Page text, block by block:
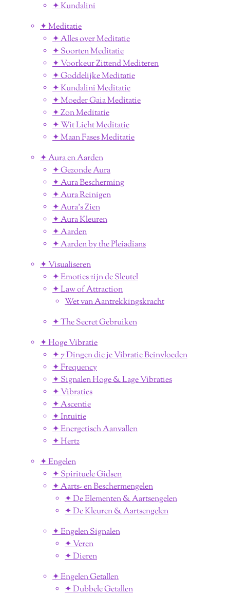
✦ Kundalini
✦ Meditatie
✦ Alles over Meditatie
✦ Soorten Meditatie
✦ Voorkeur Zittend Mediteren
✦ Goddelijke Meditatie
✦ Kundalini Meditatie
✦ Moeder Gaia Meditatie
✦ Zon Meditatie
✦ Wit Licht Meditatie
✦ Maan Fases Meditatie
✦ Aura en Aarden
✦ Gezonde Aura
✦ Aura Bescherming
✦ Aura Reinigen
✦ Aura's Zien
✦ Aura Kleuren
✦ Aarden
✦ Aarden by the Pleiadians
✦ Visualiseren
✦ Emoties zijn de Sleutel
✦ Law of Attraction
Wet van Aantrekkingskracht
✦ The Secret Gebruiken
✦ Hoge Vibratie
✦ 7 Dingen die je Vibratie Beinvloeden
✦ Frequency
✦ Signalen Hoge & Lage Vibraties
✦ Vibraties
✦ Ascentie
✦ Intuïtie
✦ Energetisch Aanvallen
✦ Hertz
✦ Engelen
✦ Spirituele Gidsen
✦ Aarts- en Beschermengelen
✦ De Elementen & Aartsengelen
✦ De Kleuren & Aartsengelen
✦ Engelen Signalen
✦ Veren
✦ Dieren
✦ Engelen Getallen
✦ Dubbele Getallen